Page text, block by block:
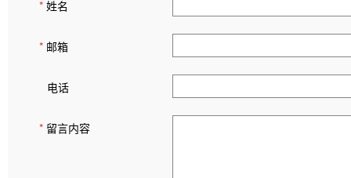
* 姓名
* 邮箱
电话
* 留言内容